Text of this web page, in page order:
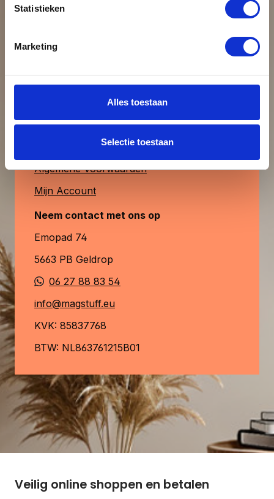
Statistieken
Marketing
Alles toestaan
Selectie toestaan
uiteraard ook verkrijgbaar. MagFrame-less
duurzame en aanpasbare fotopresentatie.
taal.
uw inzichten met anderen.
Klantenservice
Heb je vragen?
Contactformulier
Veelgestelde Vragen
Algemene Voorwaarden
Mijn Account
Neem contact met ons op
Emopad 74
5663 PB Geldrop
06 27 88 83 54
info@magstuff.eu
KVK: 85837768
BTW: NL863761215B01
Veilig online shoppen en betalen